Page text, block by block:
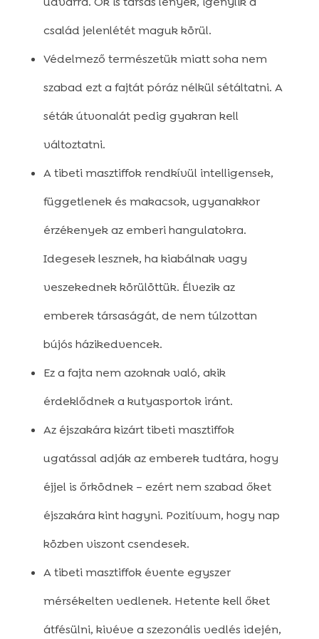
család jelenlétét maguk körül.
Védelmező természetük miatt soha nem
szabad ezt a fajtát póráz nélkül sétáltatni. A
séták útvonalát pedig gyakran kell
változtatni.
A tibeti masztiffok rendkívül intelligensek,
függetlenek és makacsok, ugyanakkor
érzékenyek az emberi hangulatokra.
Idegesek lesznek, ha kiabálnak vagy
veszekednek körülöttük. Élvezik az
emberek társaságát, de nem túlzottan
bújós házikedvencek.
Ez a fajta nem azoknak való, akik
érdeklődnek a kutyasportok iránt.
Az éjszakára kizárt tibeti masztiffok
ugatással adják az emberek tudtára, hogy
éjjel is őrködnek – ezért nem szabad őket
éjszakára kint hagyni. Pozitívum, hogy nap
közben viszont csendesek.
A tibeti masztiffok évente egyszer
mérsékelten vedlenek. Hetente kell őket
átfésülni, kivéve a szezonális vedlés idején,